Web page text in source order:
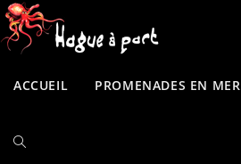
principal
Skip
to
content
ACCUEIL
PROMENADES EN MER
TOGGLE